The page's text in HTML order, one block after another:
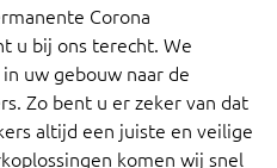
Corona
u bij ons terecht. We
uw gebouw naar de
Zo bent u er zeker van dat
altijd een juiste en veilige
komen wij snel